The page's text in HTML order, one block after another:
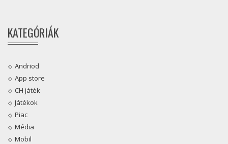
KATEGÓRIÁK
Andriod
App store
CH játék
Játékok
Piac
Média
Mobil